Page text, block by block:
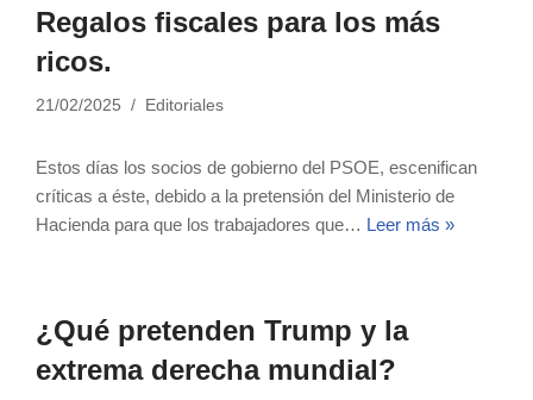
Regalos fiscales para los más
ricos.
21/02/2025 Editoriales
Estos días los socios de gobierno del PSOE, escenifican
críticas a éste, debido a la pretensión del Ministerio de
Hacienda para que los trabajadores que… Leer más »
¿Qué pretenden Trump y la
extrema derecha mundial?